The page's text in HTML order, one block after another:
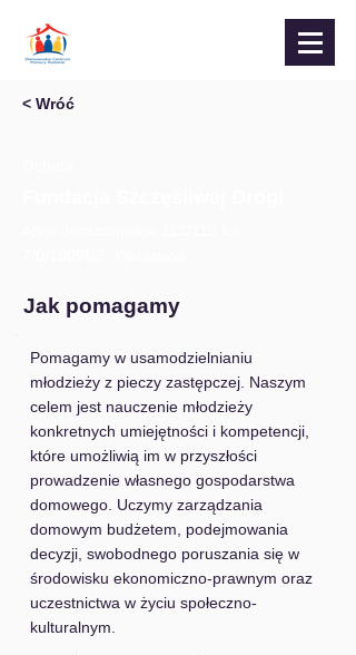
< Wróć
Jak pomagamy
Pomagamy w usamodzielnianiu
młodzieży z pieczy zastępczej. Naszym
celem jest nauczenie młodzieży
konkretnych umiejętności i kompetencji,
które umożliwią im w przyszłości
prowadzenie własnego gospodarstwa
domowego. Uczymy zarządzania
domowym budżetem, podejmowania
decyzji, swobodnego poruszania się w
środowisku ekonomiczno-prawnym oraz
uczestnictwa w życiu społeczno-
kulturalnym.